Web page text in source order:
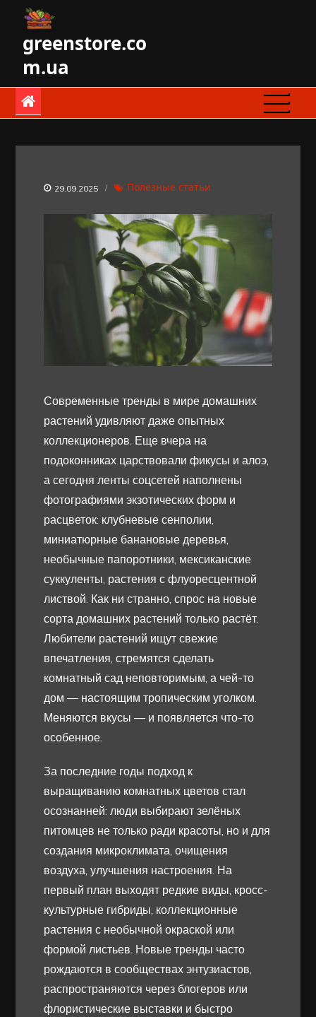
contentgreenstore.co
m.ua
29.09.2025 Полезные статьи
Современные тренды в мире домашних
растений удивляют даже опытных
коллекционеров. Еще вчера на
подоконниках царствовали фикусы и алоэ,
а сегодня ленты соцсетей наполнены
фотографиями экзотических форм и
расцветок: клубневые сенполии,
миниатюрные банановые деревья,
необычные папоротники, мексиканские
суккуленты, растения с флуоресцентной
листвой. Как ни странно, спрос на новые
сорта домашних растений только растёт.
Любители растений ищут свежие
впечатления, стремятся сделать
комнатный сад неповторимым, а чей-то
дом — настоящим тропическим уголком.
Меняются вкусы — и появляется что-то
особенное.
За последние годы подход к
выращиванию комнатных цветов стал
осознанней: люди выбирают зелёных
питомцев не только ради красоты, но и для
создания микроклимата, очищения
воздуха, улучшения настроения. На
первый план выходят редкие виды, кросс-
культурные гибриды, коллекционные
растения с необычной окраской или
формой листьев. Новые тренды часто
рождаются в сообществах энтузиастов,
распространяются через блогеров или
флористические выставки и быстро